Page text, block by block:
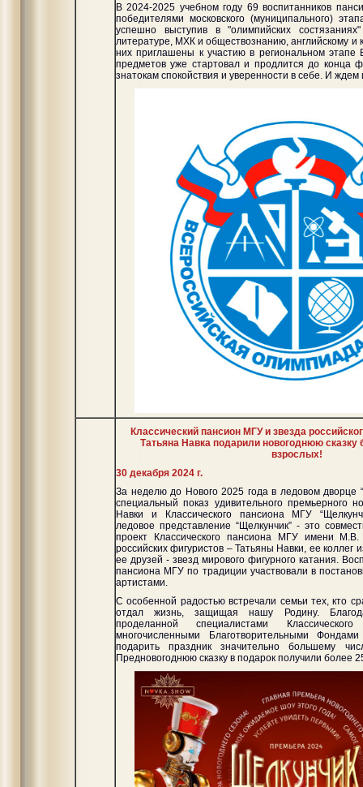
В 2024-2025 учебном году 69 воспитанников
победителями московского (муниципального)
успешно выступив в "олимпийских
литературе, МХК и обществознанию, английскому и
них приглашены к участию в региональном
предметов уже стартовал и продлится до
знатокам спокойствия и уверенности в себе. И
Классический пансион МГУ и звезда
Татьяна Навка подарили новогоднюю сказку
взрослых!
30 декабря 2024 г.
За неделю до Нового 2025 года в ледовом дворце
специальный показ удивительного премьерного
Навки и Классического пансиона МГУ
ледовое представление “Щелкунчик” - это
проект Классического пансиона МГУ имени
российских фигуристов – Татьяны Навки, ее коллег
ее друзей - звезд мирового фигурного катания.
пансиона МГУ по традиции участвовали в
артистами.
С особенной радостью встречали семьи тех, кто
отдал жизнь, защищая нашу Родину.
проделанной специалистами
многочисленными Благотворительными
подарить праздник значительно большему
Предновогоднюю сказку в подарок получили более